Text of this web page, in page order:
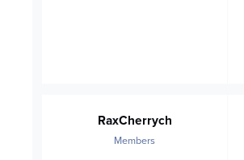
RaxCherrych
Members